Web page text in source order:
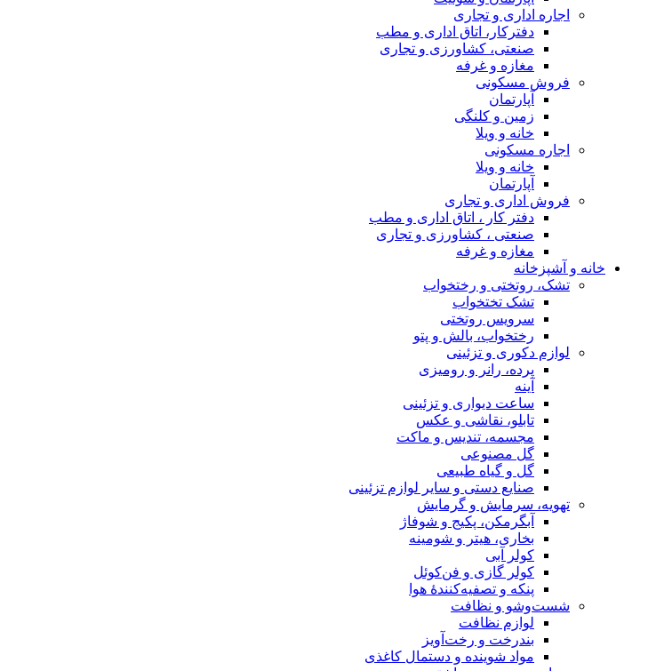
اجاره اداری و تجاری
دفترکار، اتاق اداری و مطب
صنعتی، کشاورزی و تجاری
مغازه و غرفه
فروش مسکونی
آپارتمان
زمین و کلنگی
خانه و ویلا
اجاره مسکونی
خانه و ویلا
آپارتمان
فروش اداری و تجاری
دفتر کار ، اتاق اداری و مطب
صنعتی ، کشاورزی و تجاری
مغازه و غرفه
خانه و آشپزخانه
تشک، روتختی و رختخواب
تشک تختخواب
سرویس روتختی
رختخواب، بالش و پتو
لوازم دکوری و تزئینی
پرده، رانر و رومیزی
آینه
ساعت دیواری و تزئینی
تابلو، نقاشی و عکس
مجسمه، تندیس و ماکت
گل مصنوعی
گل و گیاه طبیعی
صنایع دستی و سایر لوازم تزئینی
تهویه، سرمایش و گرمایش
آبگرمکن، پکیج و شوفاژ
بخاری، هیتر و شومینه
کولر آبی
کولر گازی و فن‌کوئل
پنکه و تصفیه‌کنندهٔ هوا
شست‌وشو و نظافت
لوازم نظافت
بندرخت و رخت‌آویز
مواد شوینده و دستمال کاغذی